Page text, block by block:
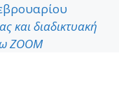
και διαδικτυακή
ZOOM